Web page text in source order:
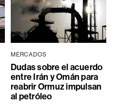
MERCADOS
Dudas sobre el acuerdo
entre Irán y Omán para
reabrir Ormuz impulsan
al petróleo